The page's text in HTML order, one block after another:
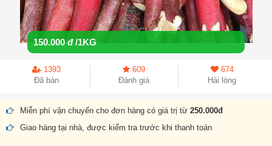
150.000đ /1KG
1393
Đã bán
609
Đánh giá
674
Hài lòng
Miễn phí vận chuyển cho đơn hàng có giá trị từ 250.000đ
Giao hàng tại nhà, được kiểm tra trước khi thanh toán